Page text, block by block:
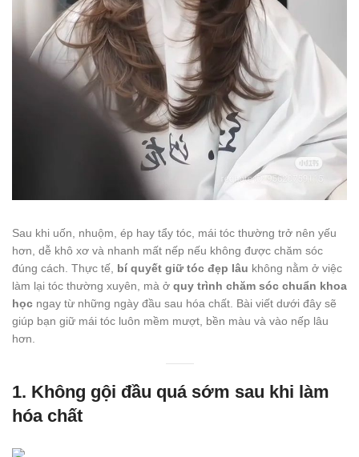
Sau khi uốn, nhuộm, ép hay tẩy tóc, mái tóc thường trở nên yếu
hơn, dễ khô xơ và nhanh mất nếp nếu không được chăm sóc
đúng cách. Thực tế, bí quyết giữ tóc đẹp lâu không nằm ở việc
làm lại tóc thường xuyên, mà ở quy trình chăm sóc chuẩn khoa
học ngay từ những ngày đầu sau hóa chất. Bài viết dưới đây sẽ
giúp bạn giữ mái tóc luôn mềm mượt, bền màu và vào nếp lâu
hơn.
1. Không gội đầu quá sớm sau khi làm
hóa chất